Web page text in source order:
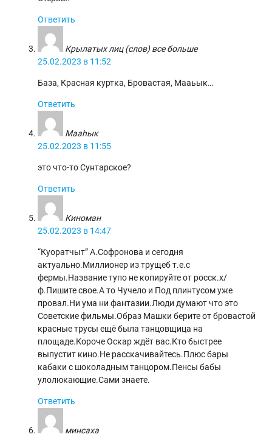
Ответить
Крылатых лиц (слов) все больше
25.02.2023 в 11:52
База, Красная куртка, Бровастая, Мааьык…
Ответить
Мааһык
25.02.2023 в 11:55
это что-то Сунтарское?
Ответить
Киноман
25.02.2023 в 14:47
“Куоратчыт” А.Софронова и сегодня
актуально.Миллионер из трущеб т.е.с
фермы.Название тупо не копируйте от росск.х/
ф.Пишите свое.А то Чучело и Под плинтусом уже
провал.Ни ума ни фантазии.Люди думают что это
Советские фильмы.Образ Машки берите от бровастой
красные трусы ещё была танцовщица на
площаде.Короче Оскар ждёт вас.Кто быстрее
выпустит кино.Не расскачивайтесь.Плюс бары
кабаки с шоколадным танцором.Пенсы бабы
улолюкающие.Сами знаете.
Ответить
минсаха